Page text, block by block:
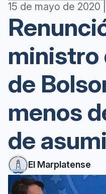
15 de mayo de 2020
ministro
de
menos
de
El Marplatense